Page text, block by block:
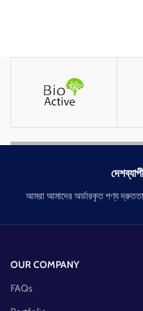
আমরা আমাদের অর্ডারকৃত পণ্য
OUR COMPANY
FAQs